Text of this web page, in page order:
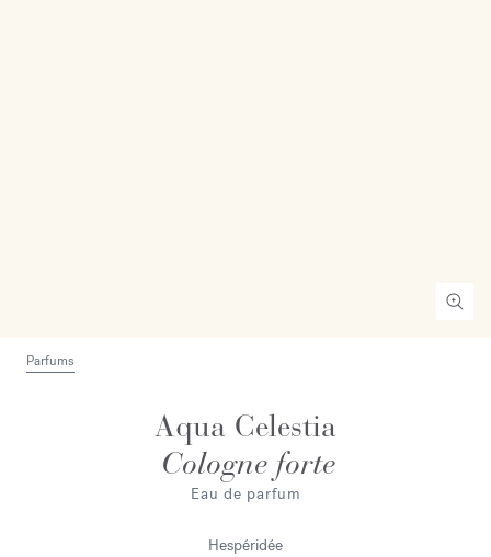
Parfums
Aqua Celestia
Cologne forte
Eau de parfum
Hespéridée